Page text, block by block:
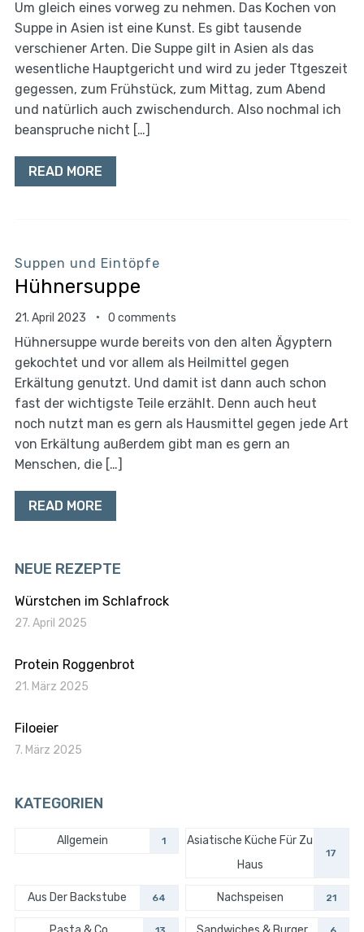
Um gleich eines vorweg zu nehmen. Das Kochen von
Suppe in Asien ist eine Kunst. Es gibt tausende
verschiener Arten. Die Suppe gilt in Asien als das
wesentliche Hauptgericht und wird zu jeder Ttgeszeit
gegessen, zum Frühstück, zum Mittag, zum Abend
und natürlich auch zwischendurch. Also nochmal ich
beanspruche nicht […]
READ MORE
Suppen und Eintöpfe
Hühnersuppe
21. April 2023 0 comments
Hühnersuppe wurde bereits von den alten Ägyptern
gekochtet und vor allem als Heilmittel gegen
Erkältung genutzt. Und damit ist dann auch schon
fast der wichtigste Teile erzählt. Denn auch heut
noch nutzt man es gern als Hausmittel gegen jede Art
von Erkältung außerdem gibt man es gern an
Menschen, die […]
READ MORE
NEUE REZEPTE
Würstchen im Schlafrock
27. April 2025
Protein Roggenbrot
21. März 2025
Filoeier
7. März 2025
KATEGORIEN
Allgemein 1
Asiatische Küche Für Zu
Haus
17
Aus Der Backstube 64 Nachspeisen 21